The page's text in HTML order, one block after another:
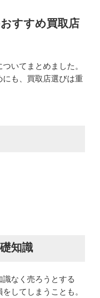
すすめ買取店
いてまとめました。
も、買取店選びは重
知識
なく売ろうとする
してしまうことも。